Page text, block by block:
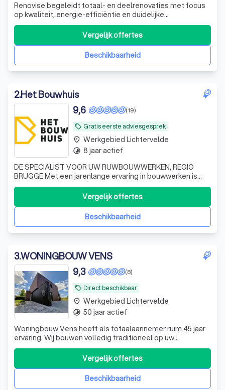
Renovise begeleidt totaal- en deelrenovaties met focus
op kwaliteit, energie-efficiëntie en duidelijke
communicatie. We combineren professioneel
projectbeheer met vakmanschap zodat je één
aanspreekpunt hebt en een vlot traject naar een mooi en
duurzaam resultaat. Bezoek renovise.be en plan je grati
Beschikbaarheid
Vergelijk offertes
2.Het Bouwhuis
local_offer Gratis eerste adviesgesprek
(19)
9,6
DE SPECIALIST VOOR UW RUWBOUWWERKEN, REGIO
BRUGGE Met een jarenlange ervaring in bouwwerken is
"Het Bouwhuis" de specialist voor uw gewenste renovatie
beste materialen werkt en de werken steeds zelf uitvoert,
mag u rekenen op de renovatie of nieuw
Beschikbaarheid
Vergelijk offertes
place Werkgebied Lichtervelde
timelapse 8 jaar actief
3.WONINGBOUW VENS
local_offer Direct beschikbaar
(8)
9,3
Woningbouw Vens heeft als totaalaannemer ruim 45 jaar
ervaring. Wij bouwen volledig traditioneel op uw
bouwgrond volgens uw wensen en budget, zowel casco
als sleutel-op-de-deur afgewerkt. Ook afbraak en
heropbouw van uw woning zijn mogelijk. Als familiebedrijf
één aanspreekpunt! Wij zijn lid van He
Beschikbaarheid
Vergelijk offertes
place Werkgebied Lichtervelde
timelapse 50 jaar actief